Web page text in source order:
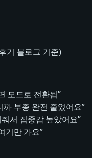
기 블로그 기준)
모드로 전환됨”
까 부종 완전 줄었어요”
서 집중감 높았어요”
기만 가요”